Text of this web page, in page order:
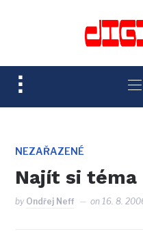
TOGGLE
SIDEBAR
NAVIGATION
NEZAŘAZENÉ
Najít si téma
by Ondřej Neff on16. 8.